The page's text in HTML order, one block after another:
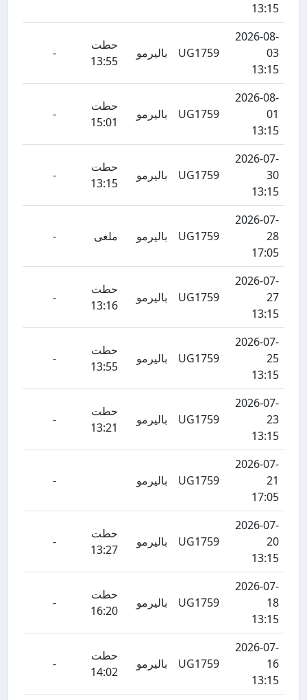
13:15
2026-08-
03
13:15
UG1759 باليرمو
حطت
13:55
-
2026-08-
01
13:15
UG1759 باليرمو
حطت
15:01
-
2026-07-
30
13:15
UG1759 باليرمو
حطت
13:15
-
2026-07-
28
17:05
UG1759 باليرمو ملغى -
2026-07-
27
13:15
UG1759 باليرمو
حطت
13:16
-
2026-07-
25
13:15
UG1759 باليرمو
حطت
13:55
-
2026-07-
23
13:15
UG1759 باليرمو
حطت
13:21
-
2026-07-
21
17:05
UG1759 باليرمو -
2026-07-
20
13:15
UG1759 باليرمو
حطت
13:27
-
2026-07-
18
13:15
UG1759 باليرمو
حطت
16:20
-
2026-07-
16
13:15
UG1759 باليرمو
حطت
14:02
-